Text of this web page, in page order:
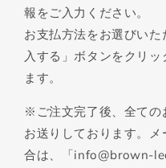
報をご入力ください。
お支払方法をお選びい
入する」ボタンをクリ
ます。
※ご注文完了後、全ての
お送りしております。
合は、「info@brown-